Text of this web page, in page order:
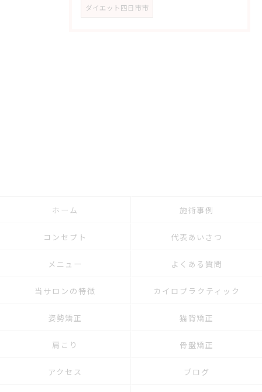
ダイエット四日市市
ホーム 施術事例
コンセプト 代表あいさつ
メニュー よくある質問
当サロンの特徴 カイロプラクティック
姿勢矯正 猫背矯正
肩こり 骨盤矯正
アクセス ブログ